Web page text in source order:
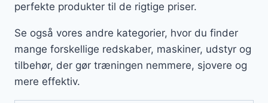
perfekte produkter til de rigtige priser.
Se også vores andre kategorier, hvor du finder
mange forskellige redskaber, maskiner, udstyr og
tilbehør, der gør træningen nemmere, sjovere og
mere effektiv.